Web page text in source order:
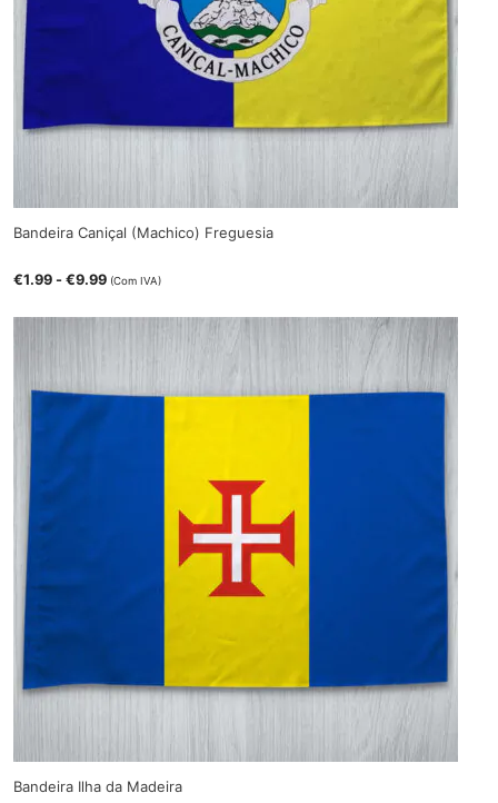
Bandeira Caniçal (Machico) Freguesia
€1.99 -€9.99 (Com IVA)
Bandeira Ilha da Madeira